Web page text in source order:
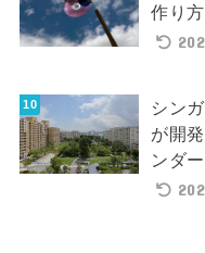
作り
シン
が開
ンダ